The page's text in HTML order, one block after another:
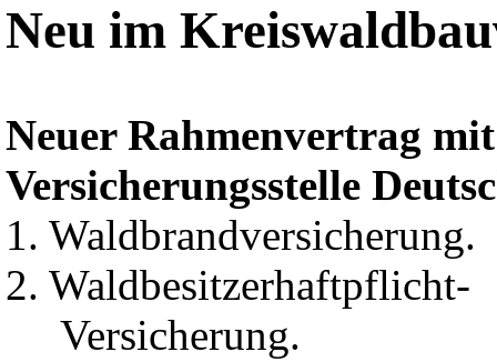
Neu im
Neuer Rahmenvertrag
Versicherungsstelle
1. Waldbrandversicherung.
2. Waldbesitzerhaftpflicht-
Versicherung.